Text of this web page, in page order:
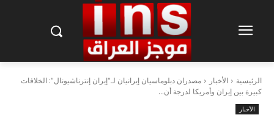
الرئيسية الأخبار
مصدران دبلوماسيان إيرانيان لـ"إيران إنترناشيونال": الخلافات
كبيرة بين إيران وأمريكا لدرجة أن...
الأخبار